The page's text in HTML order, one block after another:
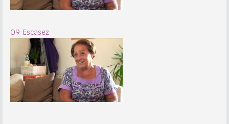
09 Escasez